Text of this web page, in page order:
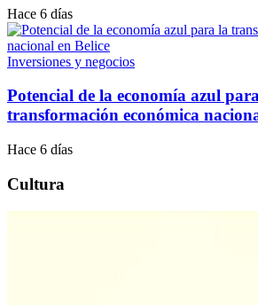
Hace 6 días
Inversiones y negocios
Potencial de la economía azul
transformación económica
Hace 6 días
Cultura